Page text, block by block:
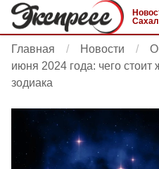
Главная Новости
июня 2024 года: чего стоит
зодиака